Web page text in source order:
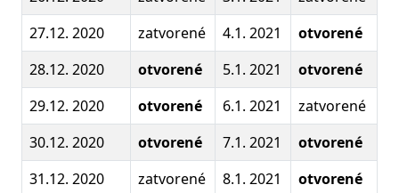
27.12. 2020
zatvorené 4.1. 2021
otvorené
28.12. 2020
otvorené 5.1. 2021
otvorené
29.12. 2020
otvorené 6.1. 2021
zatvorené
30.12. 2020
otvorené 7.1. 2021
otvorené
31.12. 2020
zatvorené 8.1. 2021 otvorené